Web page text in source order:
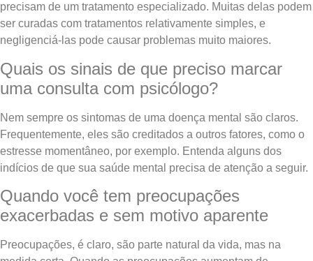
precisam de um tratamento especializado. Muitas delas podem
ser curadas com tratamentos relativamente simples, e
negligenciá-las pode causar problemas muito maiores.
Quais os sinais de que preciso marcar
uma consulta com psicólogo?
Nem sempre os sintomas de uma doença mental são claros.
Frequentemente, eles são creditados a outros fatores, como o
estresse momentâneo, por exemplo. Entenda alguns dos
indícios de que sua saúde mental precisa de atenção a seguir.
Quando você tem preocupações
exacerbadas e sem motivo aparente
Preocupações, é claro, são parte natural da vida, mas na